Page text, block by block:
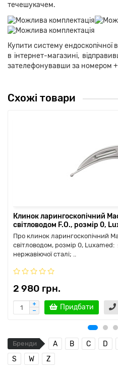
течешукачем.
Купити систему ендоскопічної
в інтернет-магазині,
зателефонувавши за номером
Схожі товари
Клинок ларингоскопічний
світловодом F.O., розмір 0,
Про клинок ларингоскопічний
світловодом, розмір 0, Luxamed:
нержавіючої сталі; ..
2 980 грн.
Придбати
Бренди A B C D
S
W Z